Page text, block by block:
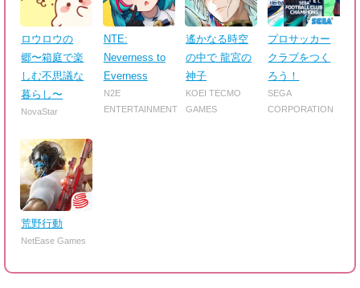
ロウロウの
郷〜箱庭で楽
しむ不思議な
暮らし〜
NovaStar
NTE:
Neverness to
Everness
N2E
ENTERTAINMENT
遙かなる時空
の中で 龍宮の
神子
KOEI TECMO
GAMES
プロサッカー
クラブをつく
ろう！
SEGA
CORPORATION
荒野行動
NetEase Games